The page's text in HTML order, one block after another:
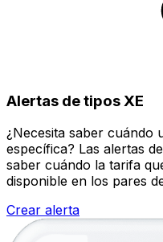
Alertas de tipos XE
¿Necesita saber cuándo
específica? Las alertas
saber cuándo la tarifa
disponible en los pares
Crear alerta